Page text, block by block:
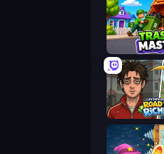
Trash Master